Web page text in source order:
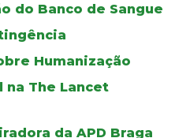
do Banco de Sangue
Humanização
na The Lancet
da APD Braga